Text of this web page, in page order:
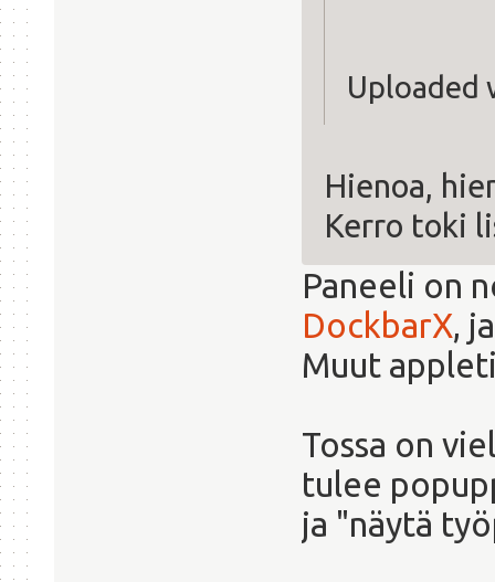
Hienoa,
Kerro toki
Paneeli on
DockbarX,
Muut
Tossa on
tulee
ja "näytä